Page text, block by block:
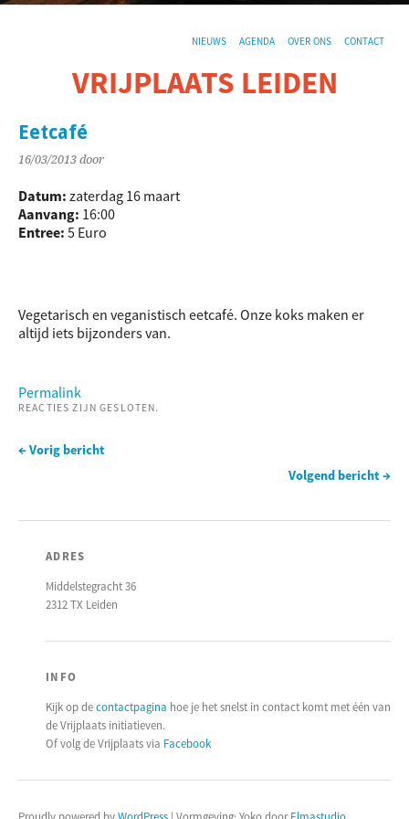
NIEUWS AGENDA OVER ONS CONTACT
VRIJPLAATS LEIDEN
Eetcafé
16/03/2013 door
Datum: zaterdag 16 maart
Aanvang: 16:00
Entree: 5 Euro
Vegetarisch en veganistisch eetcafé. Onze koks maken er
altijd iets bijzonders van.
Permalink
REACTIES ZIJN GESLOTEN.
← Vorig bericht
Volgend bericht →
ADRES
Middelstegracht 36
2312 TX Leiden
INFO
Kijk op decontactpagina hoe je het snelst in contact komt met één van
de Vrijplaats initiatieven.
Of volg de Vrijplaats via Facebook